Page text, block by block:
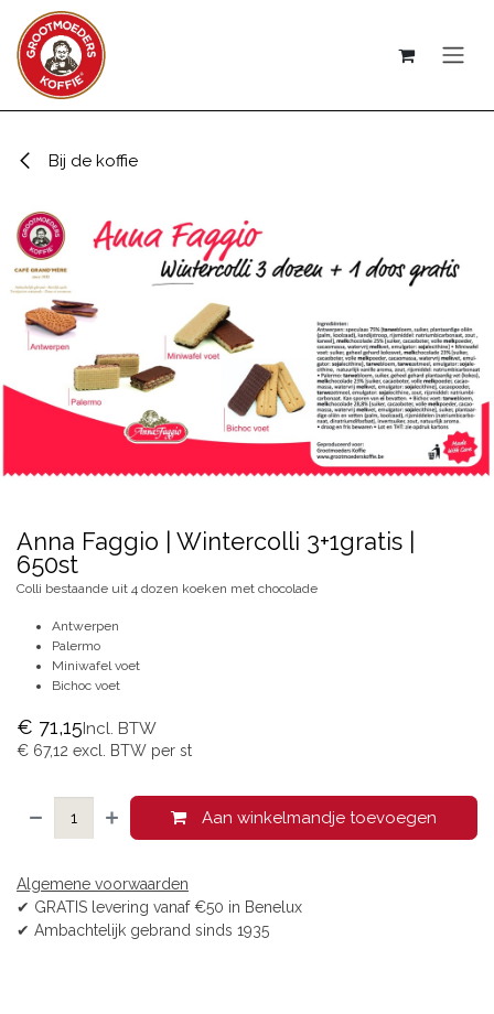
Overslaan naar inhoud
Bij de koffie
Anna Faggio | Wintercolli 3+1gratis |
650st
Colli bestaande uit 4 dozen koeken met chocolade
Antwerpen
Palermo
Miniwafel voet
Bichoc voet
€ 71,15Incl. BTW
€ 67,12 excl. BTW per st
Aan winkelmandje toevoegen
Algemene voorwaarden
✔ GRATIS levering vanaf €50 in Benelux
✔ Ambachtelijk gebrand sinds 1935